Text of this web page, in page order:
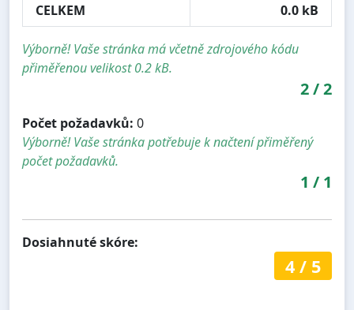
CELKEM
0.0 kB
Výborně! Vaše stránka má včetně zdrojového kódu
přiměřenou velikost 0.2 kB.
2/2
Počet požadavků: 0
Výborně! Vaše stránka potřebuje k načtení přiměřený
počet požadavků.
1 / 1
Dosiahnuté skóre:
4/ 5